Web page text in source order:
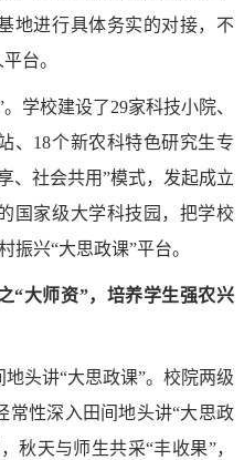
地进行具体务实的对接，不
台。
学校建设了29家科技小院、
、18个新农科特色研究生专
、社会共用”模式，发起成立
国家级大学科技园，把学校
振兴“大思政课”平台。
“大师资”，培养学生强农兴
头讲“大思政课”。校院两级
常性深入田间地头讲“大思政
秋天与师生共采“丰收果”，